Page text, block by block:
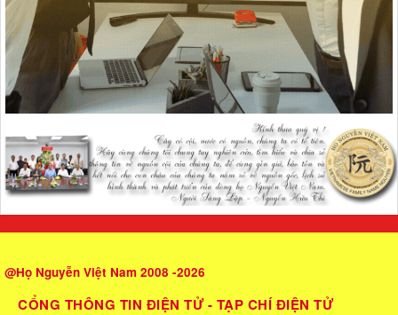
@Họ Nguyễn Việt Nam 2008 -2026
CỔNG THÔNG TIN ĐIỆN TỬ - TẠP CHÍ ĐIỆN TỬ